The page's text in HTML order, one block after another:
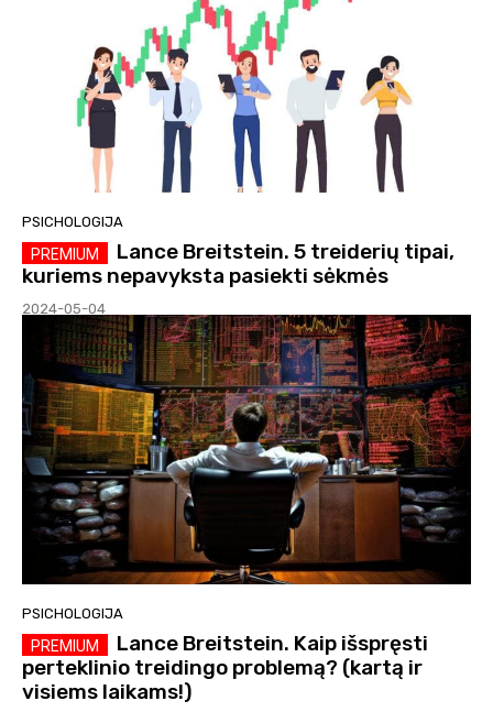
PSICHOLOGIJA
Lance Breitstein. 5 treiderių tipai,
kuriems nepavyksta pasiekti sėkmės
2024-05-04
PSICHOLOGIJA
Lance Breitstein. Kaip išspręsti
perteklinio treidingo problemą? (kartą ir
visiems laikams!)